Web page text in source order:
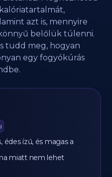
azt is, mennyire
belőlük túlenni.
tudd meg, hogyan
egy fogyókúrás
édes ízű, és magas a
miatt nem lehet